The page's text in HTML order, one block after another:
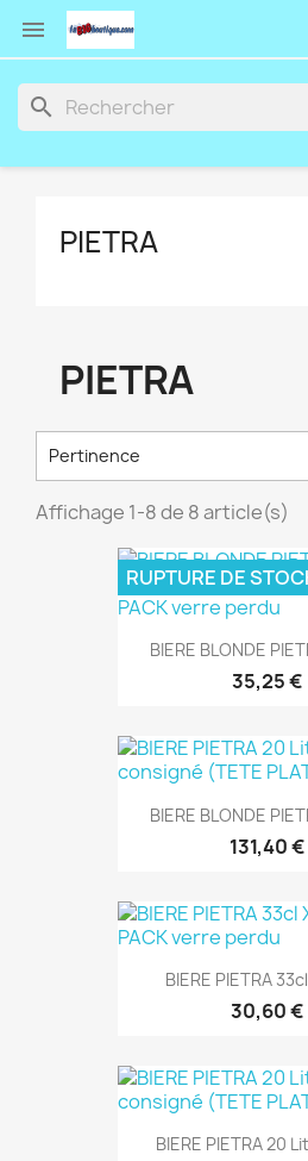

search
PIETRA
PIETRA
Pertinence
Affichage 1-8 de 8 article(s)
BIERE BLONDE
35,25 €
RUPTURE DE
BIERE BLONDE
131,40 €
BIERE PIETRA
30,60 €
BIERE PIETRA 20